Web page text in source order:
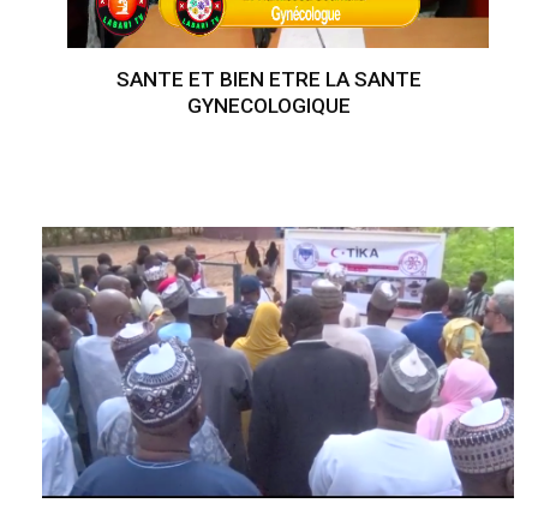
SANTE ET BIEN ETRE LA SANTE
GYNECOLOGIQUE